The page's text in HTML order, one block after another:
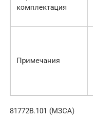
комплектация
Примечания
81772B.101 (МЗСА)